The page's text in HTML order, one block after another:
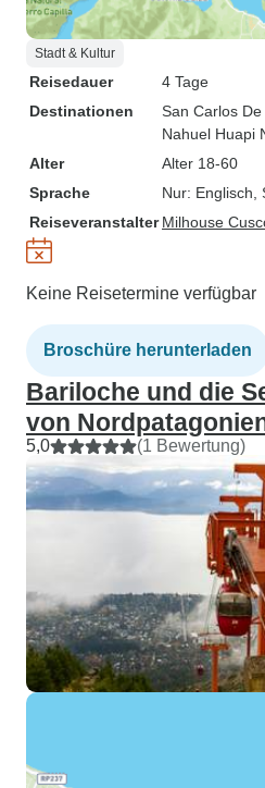
Stadt & Kultur
Reisedauer
4 Tage
Destinationen
San Carlos
Nahuel Huapi
Alter
Alter 18-60
Sprache
Nur: Englisch,
Reiseveranstalter Milhouse
Keine Reisetermine verfügbar
Broschüre herunterladen
Bariloche und die
von
5,0 (1 Bewertung)